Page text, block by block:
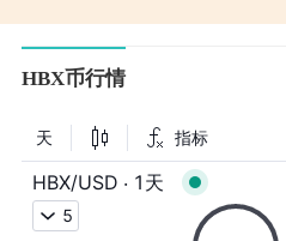
HBX币行情